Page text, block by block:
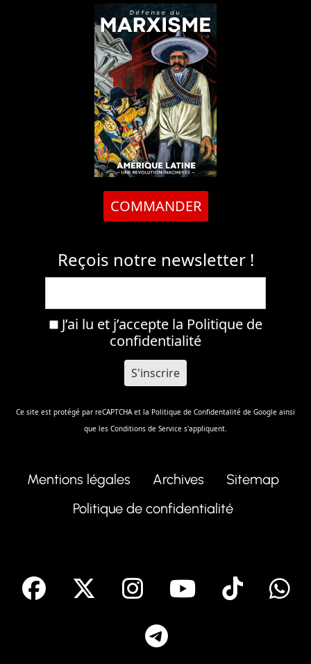
COMMANDER
Reçois notre newsletter !
J’ai lu et j’accepte la Politique de
confidentialité
Ce site est protégé par reCAPTCHA et la Politique de Confidentalité de Google ainsi
que les Conditions de Service s'appliquent.
Mentions légales Archives
Sitemap
Politique de confidentialité
facebook Instagram
Youtube
Tik